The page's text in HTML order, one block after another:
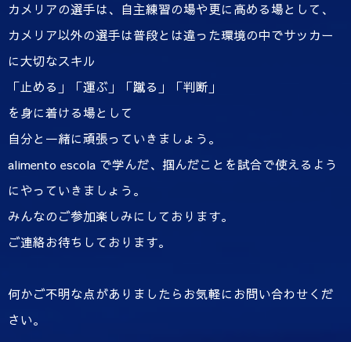
カメリアの選手は、自主練習の場や更に高める場として、
カメリア以外の選手は普段とは違った環境の中でサッカー
に大切なスキル
「止める」「運ぶ」「蹴る」「判断」
を身に着ける場として
自分と一緒に頑張っていきましょう。
alimento escola で学んだ、掴んだことを試合で使えるよう
にやっていきましょう。
みんなのご参加楽しみにしております。
ご連絡お待ちしております。
何かご不明な点がありましたらお気軽にお問い合わせくだ
さい。